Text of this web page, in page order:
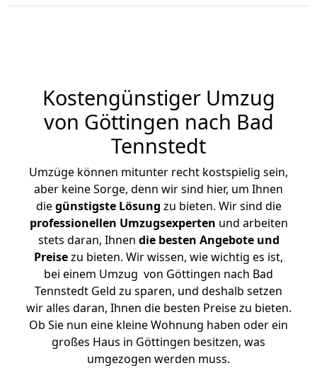
Kostengünstiger Umzug
von Göttingen nach Bad
Tennstedt
Umzüge können mitunter recht kostspielig sein,
aber keine Sorge, denn wir sind hier, um Ihnen
diegünstigste Lösung zu bieten. Wir sind die
professionellen Umzugsexperten und arbeiten
stets daran, Ihnen die besten Angebote und
Preisezu bieten. Wir wissen, wie wichtig es ist,
bei einem Umzug von Göttingen nach Bad
Tennstedt Geld zu sparen, und deshalb setzen
wir alles daran, Ihnen die besten Preise zu bieten.
Ob Sie nun eine kleine Wohnung haben oder ein
großes Haus in Göttingen besitzen, was
umgezogen werden muss.